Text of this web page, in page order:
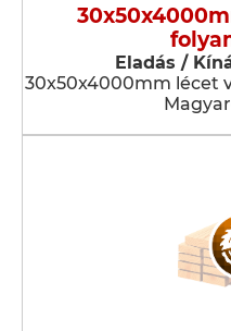
Eladás /
30x50x4000mm lécet